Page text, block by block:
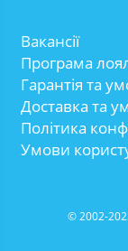
Вакансії
Програма
Гарантія та
Доставка та
Політика
Умови
© 2002-